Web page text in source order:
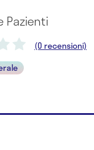
Pazienti
(0 recensioni)